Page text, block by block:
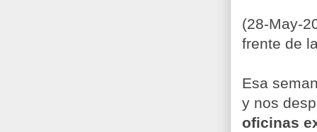
(28-May-
frente de
Esa
y nos
oficinas